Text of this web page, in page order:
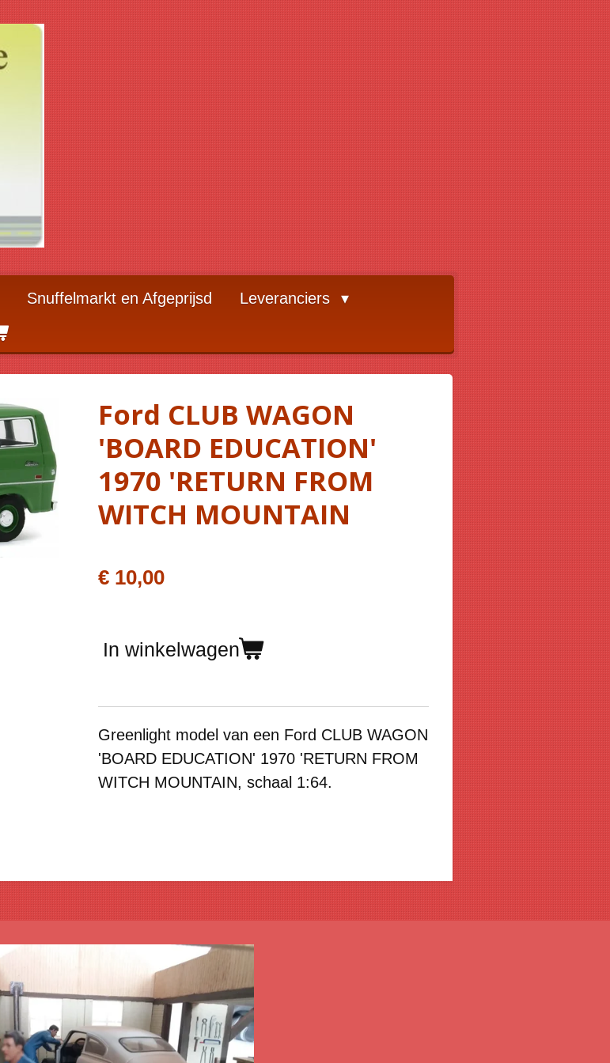
Snuffelmarkt en Afgeprijsd
Leveranciers
Ford CLUB WAGON
'BOARD EDUCATION'
1970 'RETURN FROM
WITCH MOUNTAIN
€ 10,00
In winkelwagen
Greenlight model van een Ford CLUB WAGON
'BOARD EDUCATION' 1970 'RETURN FROM
WITCH MOUNTAIN, schaal 1:64.